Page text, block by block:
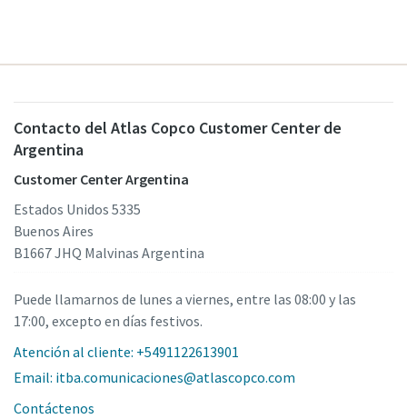
Contacto del Atlas Copco Customer Center de
Argentina
Customer Center Argentina
Estados Unidos 5335
Buenos Aires
B1667 JHQ Malvinas Argentina
Puede llamarnos de lunes a viernes, entre las 08:00 y las
17:00, excepto en días festivos.
Atención al cliente: +5491122613901
Email: itba.comunicaciones@atlascopco.com
Contáctenos